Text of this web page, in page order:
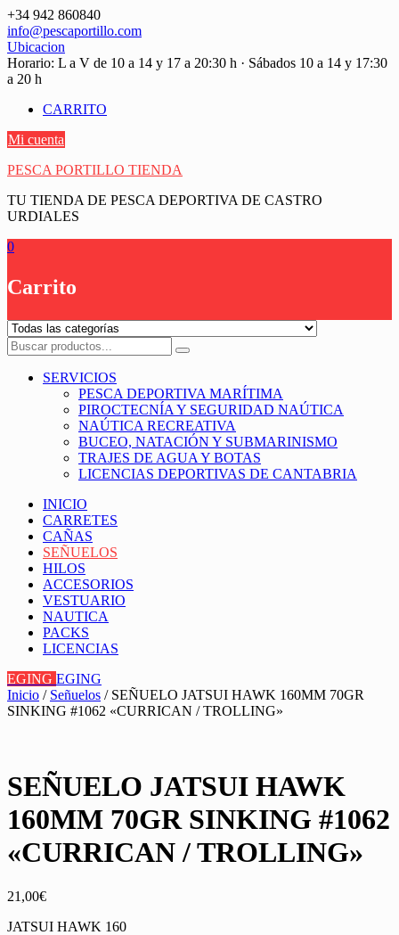
Saltar
contenido
+34 942 860840
info@pescaportillo.com
Ubicacion
Horario: L a V de 10 a 14 y 17 a 20:30 h · Sábados 10 a 14 y 17:30
a 20 h
CARRITO
Mi cuenta
PESCA PORTILLO TIENDA
TU TIENDA DE PESCA DEPORTIVA DE CASTRO
URDIALES
0
Carrito
SERVICIOS
PESCA DEPORTIVA MARÍTIMA
PIROCTECNÍA Y SEGURIDAD NAÚTICA
NAÚTICA RECREATIVA
BUCEO, NATACIÓN Y SUBMARINISMO
TRAJES DE AGUA Y BOTAS
LICENCIAS DEPORTIVAS DE CANTABRIA
INICIO
CARRETES
CAÑAS
SEÑUELOS
HILOS
ACCESORIOS
VESTUARIO
NAUTICA
PACKS
LICENCIAS
EGING EGING
Inicio / Señuelos / SEÑUELO JATSUI HAWK 160MM 70GR
SINKING #1062 «CURRICAN / TROLLING»
SEÑUELO JATSUI HAWK
160MM 70GR SINKING #1062
«CURRICAN / TROLLING»
21,00€
JATSUI HAWK 160